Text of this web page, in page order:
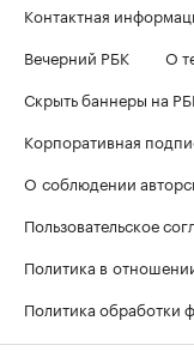
Контактная
Вечерний РБК
О
Скрыть баннеры на
Корпоративная
О соблюдении
Пользовательское
Политика в
Политика обработки